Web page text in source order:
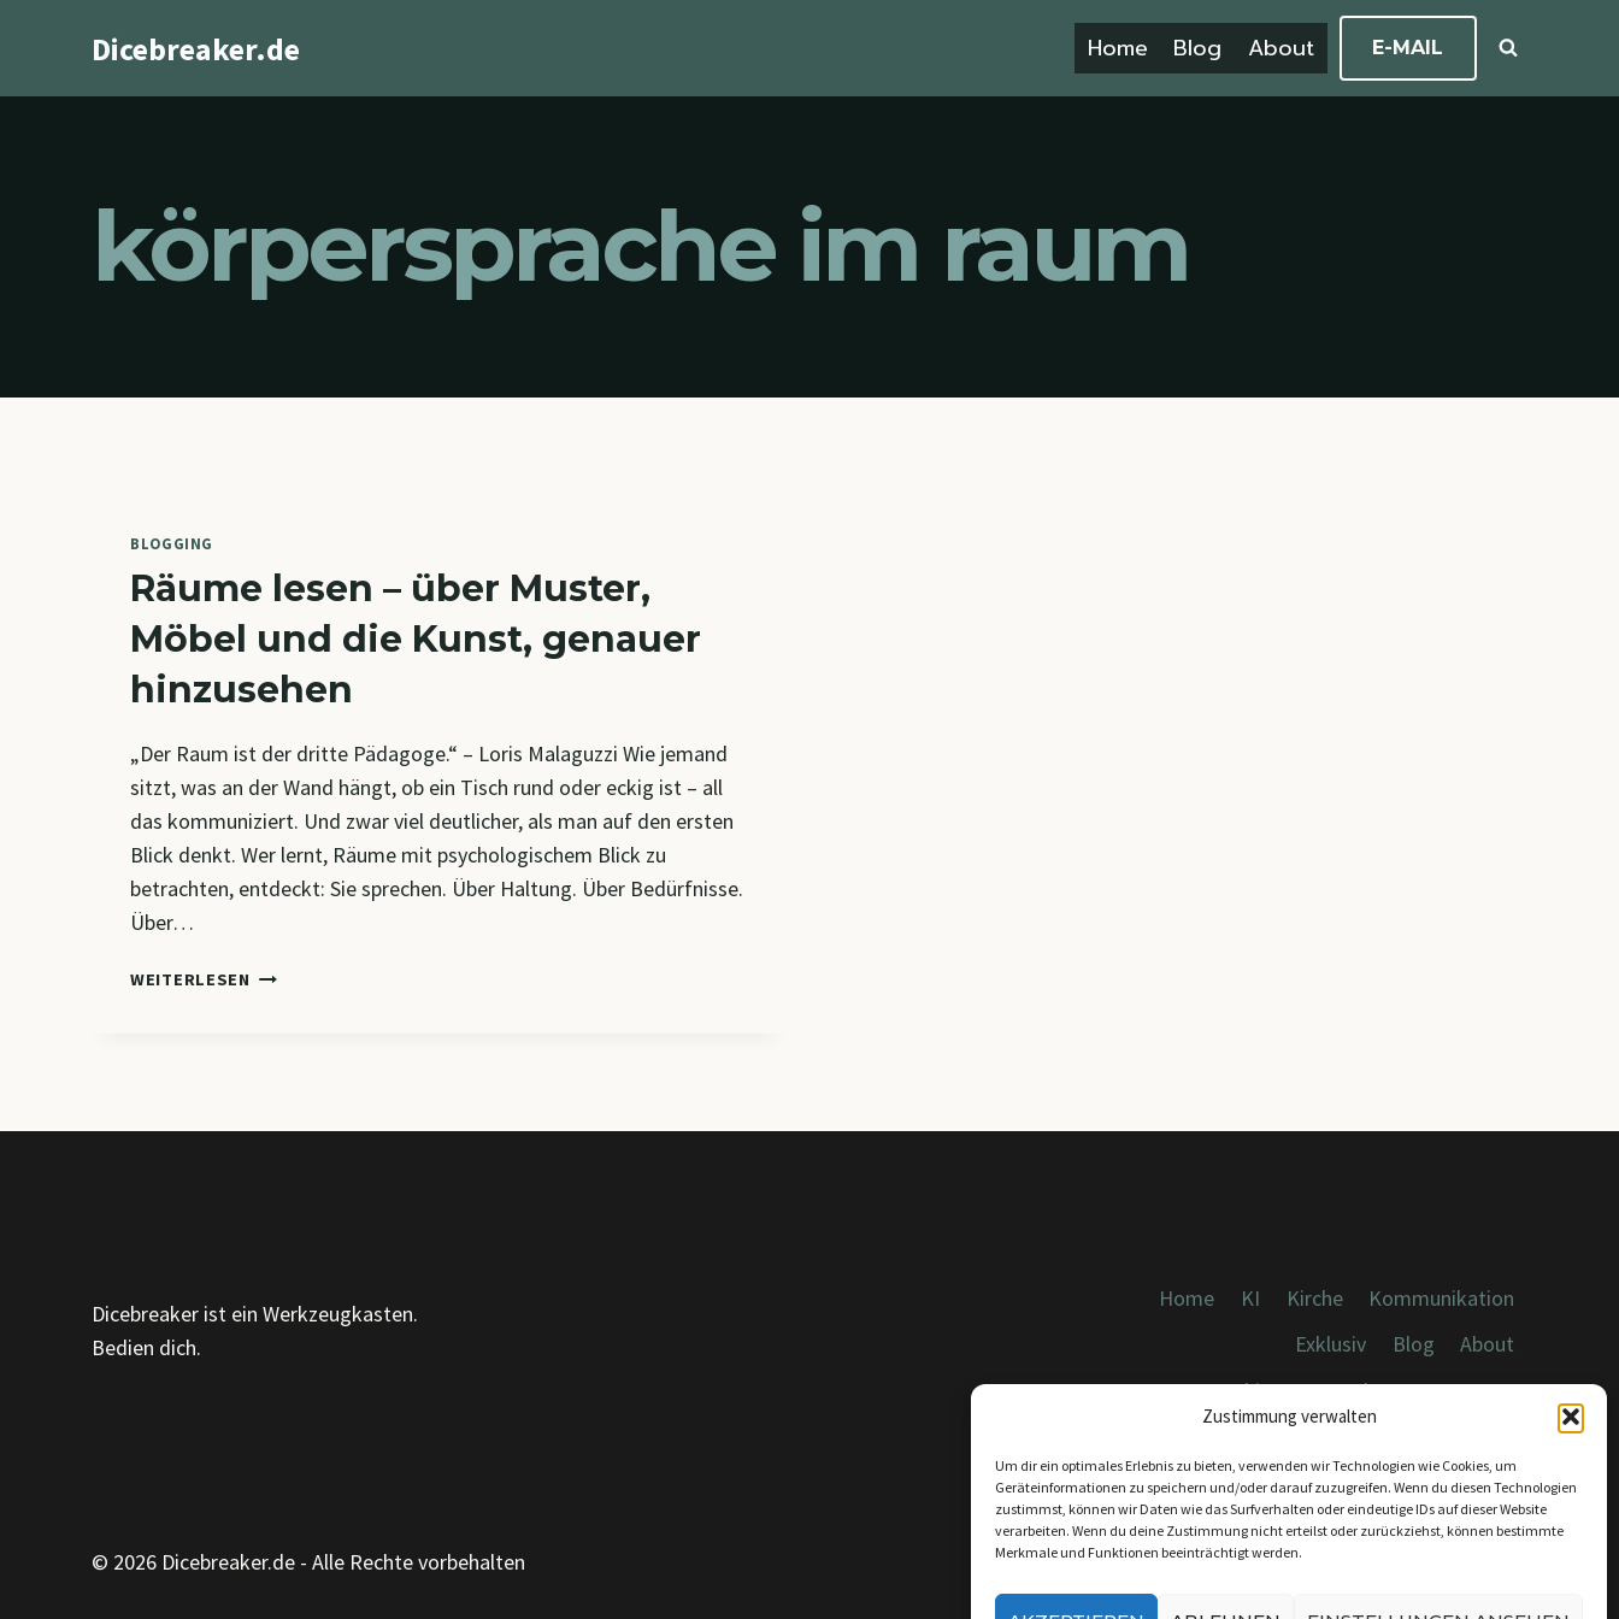
Zustimmung verwalten
Um dir ein optimales Erlebnis zu bieten, verwenden wir Technologien wie Cookies, um
Geräteinformationen zu speichern und/oder darauf zuzugreifen. Wenn du diesen Technologien
zustimmst, können wir Daten wie das Surfverhalten oder eindeutige IDs auf dieser Website
verarbeiten. Wenn du deine Zustimmung nicht erteilst oder zurückziehst, können bestimmte
Merkmale und Funktionen beeinträchtigt werden.
Dicebreaker.de Home Blog About E-MAIL
körpersprache im raum
BLOGGING
Räume lesen – über Muster,
Möbel und die Kunst, genauer
hinzusehen
„Der Raum ist der dritte Pädagoge.“ – Loris Malaguzzi Wie jemand
sitzt, was an der Wand hängt, ob ein Tisch rund oder eckig ist – all
das kommuniziert. Und zwar viel deutlicher, als man auf den ersten
Blick denkt. Wer lernt, Räume mit psychologischem Blick zu
betrachten, entdeckt: Sie sprechen. Über Haltung. Über Bedürfnisse.
Über…
WEITERLESEN RÄUME
Dicebreaker ist ein Werkzeugkasten.
Bedien dich.
Home KI Kirche
Kommunikation
Exklusiv
Blog
About
Cookies, Datenschutz, Impressum
© 2026 Dicebreaker.de - Alle Rechte vorbehalten
KONTAKT: